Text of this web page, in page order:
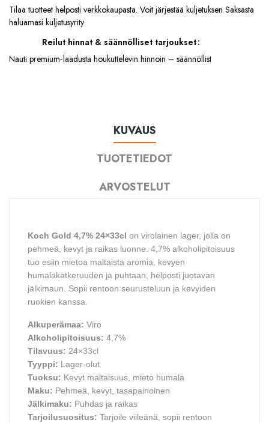
Tilaa tuotteet helposti verkkokaupasta. Voit järjestää kuljetuksen Saksasta
haluamasi kuljetusyrity
Reilut hinnat & säännölliset tarjoukset
Nauti premium‑laadusta houkuttelevin hinnoin – säännöllist
KUVAUS
TUOTETIEDOT
ARVOSTELUT
Koch Gold 4,7% 24×33cl on virolainen lager, jolla on
pehmeä, kevyt ja raikas luonne. 4,7% alkoholipitoisuus
tuo esiin mietoa maltaista aromia, kevyen
humalakatkeruuden ja puhtaan, helposti juotavan
jälkimaun. Sopii rentoon seurusteluun ja kevyiden
ruokien kanssa.
Alkuperämaa: Viro
Alkoholipitoisuus: 4,7%
Tilavuus: 24×33cl
Tyyppi: Lager-olut
Tuoksu: Kevyt maltaisuus, mieto humala
Maku: Pehmeä, kevyt, tasapainoinen
Jälkimaku: Puhdas ja raikas
Tarjoilusuositus: Tarjoile viileänä, sopii rentoon